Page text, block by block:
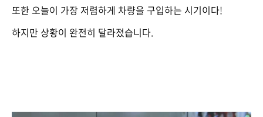
또한 오늘이 가장 저렴하게 차량을 구입하는 시기이다!
하지만 상황이 완전히 달라졌습니다.